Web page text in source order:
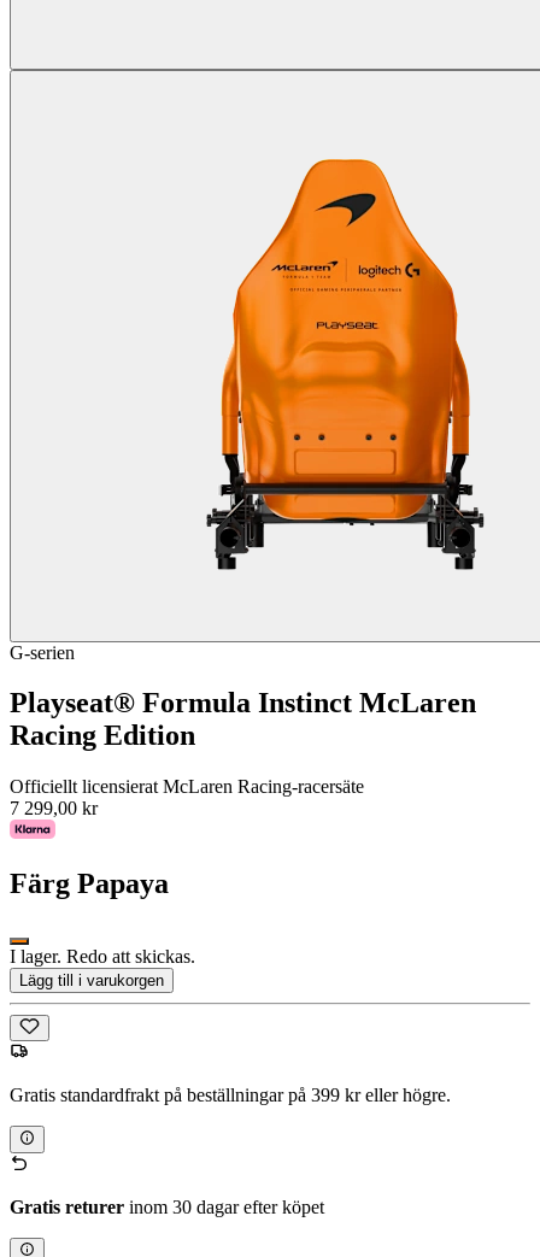
G-serien
Playseat® Formula Instinct McLaren
Racing Edition
Officiellt licensierat McLaren Racing-racersäte
7 299,00 kr
Färg Papaya
I lager. Redo att skickas.
Lägg till i varukorgen
Gratis standardfrakt på beställningar på 399 kr eller högre.
Gratis returer inom 30 dagar efter köpet